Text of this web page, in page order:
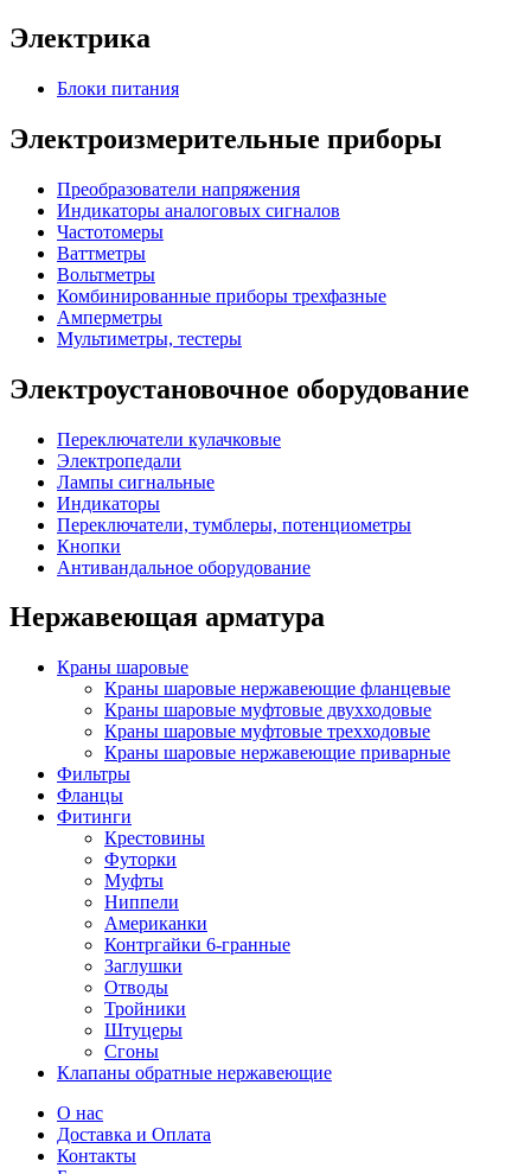
Электрика
Блоки питания
Электроизмерительные приборы
Преобразователи напряжения
Индикаторы аналоговых сигналов
Частотомеры
Ваттметры
Вольтметры
Комбинированные приборы трехфазные
Амперметры
Мультиметры, тестеры
Электроустановочное оборудование
Переключатели кулачковые
Электропедали
Лампы сигнальные
Индикаторы
Переключатели, тумблеры, потенциометры
Кнопки
Антивандальное оборудование
Нержавеющая арматура
Краны шаровые
Краны шаровые нержавеющие фланцевые
Краны шаровые муфтовые двухходовые
Краны шаровые муфтовые трехходовые
Краны шаровые нержавеющие приварные
Фильтры
Фланцы
Фитинги
Крестовины
Футорки
Муфты
Ниппели
Американки
Контргайки 6-гранные
Заглушки
Отводы
Тройники
Штуцеры
Сгоны
Клапаны обратные нержавеющие
О нас
Доставка и Оплата
Контакты